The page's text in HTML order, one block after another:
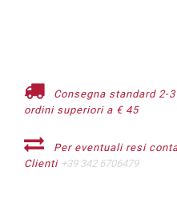
Consegna standard 2-
ordini superiori a € 45
Per eventuali resi
Clienti +39 342 6706479